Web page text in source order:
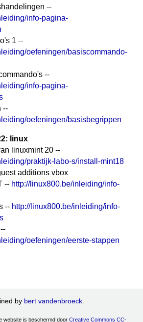
--
info-pagina-
1 --
oefeningen/basiscommando-
--
info-pagina-
--
oefeningen/basisbegrippen
linux
linuxmint 20 --
praktijk-labo-s/install-mint18
additions vbox
-- http://linux800.be/inleiding/info-
-- http://linux800.be/inleiding/info-
oefeningen/eerste-stappen
by bert vandenbroeck
website is beschermd door Creative Commons CC-